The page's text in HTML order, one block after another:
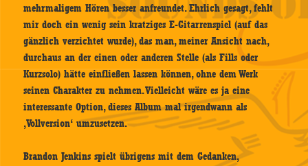
mehrmaligem Hören besser anfreundet. Ehrlich gesagt, fehlt
mir doch ein wenig sein kratziges E-Gitarrenspiel (auf das
gänzlich verzichtet wurde), das man, meiner Ansicht nach,
durchaus an der einen oder anderen Stelle (als Fills oder
Kurzsolo) hätte einfließen lassen können, ohne dem Werk
seinen Charakter zu nehmen. Vielleicht wäre es ja eine
interessante Option, dieses Album mal irgendwann als
‚Vollversion‘ umzusetzen.
Brandon Jenkins spielt übrigens mit dem Gedanken,